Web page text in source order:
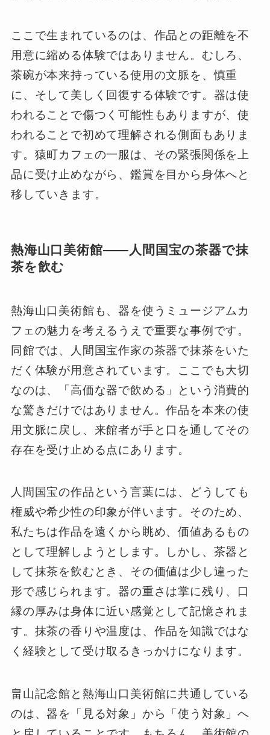
ここで生まれているのは、作品との距離を不
用意に縮める体験ではありません。むしろ、
茶碗が本来持っている使用の文脈を、慎重
に、そして美しく回復する体験です。器は使
われることで傷つく可能性もありますが、使
われることで初めて理解される側面もありま
す。猿町カフェの一服は、その緊張関係を上
品に受け止めながら、鑑賞を目から身体へと
移していきます。
熱海山口美術館――人間国宝の茶器で抹
茶を飲む
熱海山口美術館も、器を使うミュージアムカ
フェの魅力を考えるうえで重要な事例です。
同館では、人間国宝作家の茶器で抹茶をいた
だく体験が用意されています。ここでも大切
なのは、「高価な器で飲める」という消費的
な驚きだけではありません。作品を本来の使
用文脈に戻し、来館者が手と口を通してその
存在を受け止める点にあります。
人間国宝の作品という言葉には、どうしても
権威や希少性の印象が伴います。そのため、
私たちは作品を遠くから眺め、価値あるもの
として理解しようとします。しかし、茶器と
して抹茶を飲むとき、その価値は少し違った
形で感じられます。器の重さは掌に残り、口
縁の厚みは身体に近い感覚として記憶されま
す。抹茶の香りや温度は、作品を知識ではな
く経験として受け取るきっかけになります。
畠山記念館と熱海山口美術館に共通している
のは、器を「見る対象」から「使う対象」へ